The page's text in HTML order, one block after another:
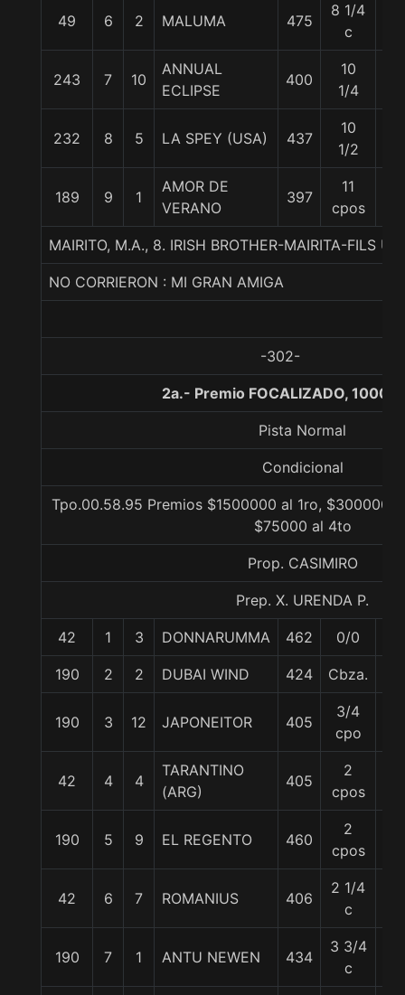
49 6 2 MALUMA 475
8 1/4
c
243 7 10
ANNUAL
ECLIPSE
400
10
1/4
232 8 5 LA SPEY (USA) 437
10
1/2
189 9 1
AMOR DE
VERANO
397
11
cpos
MAIRITO, M.A., 8. IRISH BROTHER-MAIRITA-FILS
NO CORRIERON : MI GRAN AMIGA
-302-
2a.- Premio FOCALIZADO, 1000
Pista Normal
Condicional
Tpo.00.58.95 Premios $1500000 al 1ro, $300000
$75000 al 4to
Prop. CASIMIRO
Prep. X. URENDA P.
42 1 3 DONNARUMMA 462 0/0
190 2 2 DUBAI WIND 424 Cbza.
190 3 12 JAPONEITOR 405
3/4
cpo
42 4 4
TARANTINO
(ARG)
405
2
cpos
190 5 9 EL REGENTO 460
2
cpos
42 6 7 ROMANIUS 406
2 1/4
c
190 7 1 ANTU NEWEN 434
3 3/4
c